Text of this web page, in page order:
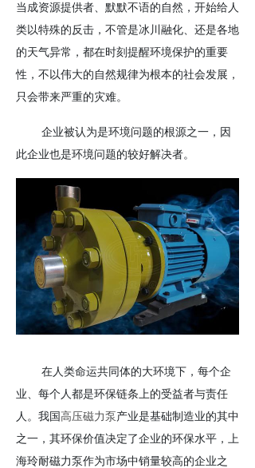
当成资源提供者、默默不语的自然，开始给人
类以特殊的反击，不管是冰川融化、还是各地
的天气异常，都在时刻提醒环境保护的重要
性，不以伟大的自然规律为根本的社会发展，
只会带来严重的灾难。
企业被认为是环境问题的根源之一，因
此企业也是环境问题的较好解决者。
在人类命运共同体的大环境下，每个企
业、每个人都是环保链条上的受益者与责任
人。我国高压磁力泵产业是基础制造业的其中
之一，其环保价值决定了企业的环保水平，上
海玲耐磁力泵作为市场中销量较高的企业之